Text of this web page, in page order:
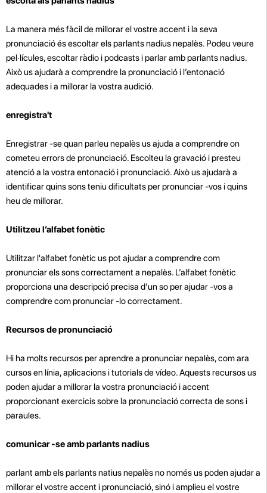
La manera més fàcil de millorar el vostre accent i la seva
pronunciació és escoltar els parlants nadius nepalès. Podeu veure
pel·lícules, escoltar ràdio i podcasts i parlar amb parlants nadius.
Això us ajudarà a comprendre la pronunciació i l’entonació
adequades i a millorar la vostra audició.
enregistra't
Enregistrar -se quan parleu nepalès us ajuda a comprendre on
cometeu errors de pronunciació. Escolteu la gravació i presteu
atenció a la vostra entonació i pronunciació. Això us ajudarà a
identificar quins sons teniu dificultats per pronunciar -vos i quins
heu de millorar.
Utilitzeu l’alfabet fonètic
Utilitzar l'alfabet fonètic us pot ajudar a comprendre com
pronunciar els sons correctament a nepalès. L’alfabet fonètic
proporciona una descripció precisa d’un so per ajudar -vos a
comprendre com pronunciar -lo correctament.
Recursos de pronunciació
Hi ha molts recursos per aprendre a pronunciar nepalès, com ara
cursos en línia, aplicacions i tutorials de vídeo. Aquests recursos us
poden ajudar a millorar la vostra pronunciació i accent
proporcionant exercicis sobre la pronunciació correcta de sons i
paraules.
comunicar -se amb parlants nadius
parlant amb els parlants natius nepalès no només us poden ajudar a
millorar el vostre accent i pronunciació, sinói amplieu el vostre